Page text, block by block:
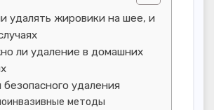
удалять жировики на шее, и
ли удаление в домашних
удаления
методы